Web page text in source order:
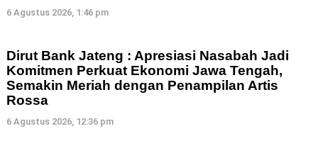
6 Agustus 2026, 1:46 pm
Dirut Bank Jateng : Apresiasi Nasabah Jadi
Komitmen Perkuat Ekonomi Jawa Tengah,
Semakin Meriah dengan Penampilan Artis
Rossa
6 Agustus 2026, 12:36 pm